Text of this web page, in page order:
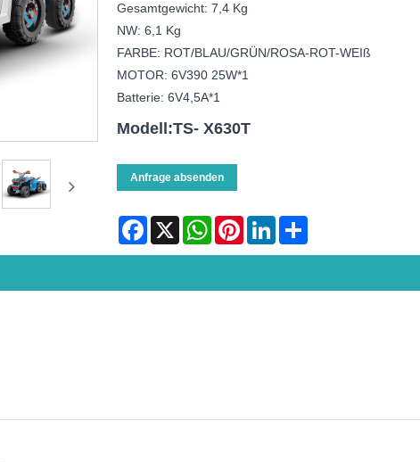
Gesamtgewicht: 7,4 Kg
NW: 6,1 Kg
FARBE: ROT/BLAU/GRÜN/ROSA-ROT-WEIß
MOTOR: 6V390 25W*1
Batterie: 6V4,5A*1
Modell:TS- X630T
Anfrage absenden
Facebook
X WhatsAppPinterestLinkedInShare